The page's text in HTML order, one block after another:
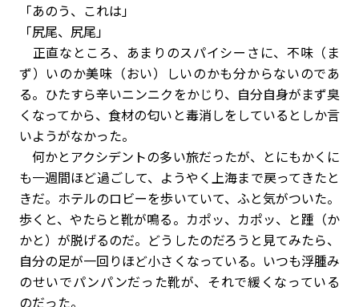
「あのう、これは」
「尻尾、尻尾」
正直なところ、あまりのスパイシーさに、不味（ま
ず）いのか美味（おい）しいのかも分からないのであ
る。ひたすら辛いニンニクをかじり、自分自身がまず臭
くなってから、食材の匂いと毒消しをしているとしか言
いようがなかった。
何かとアクシデントの多い旅だったが、とにもかくに
も一週間ほど過ごして、ようやく上海まで戻ってきたと
きだ。ホテルのロビーを歩いていて、ふと気がついた。
歩くと、やたらと靴が鳴る。カポッ、カポッ、と踵（か
かと）が脱げるのだ。どうしたのだろうと見てみたら、
自分の足が一回りほど小さくなっている。いつも浮腫み
のせいでパンパンだった靴が、それで緩くなっている
のだった。